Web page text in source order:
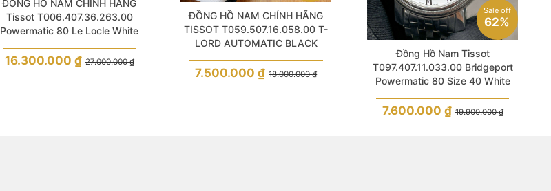
ĐỒNG HỒ NAM CHÍNH HÃNG
Tissot T006.407.36.263.00
Powermatic 80 Le Locle White
Men
27.000.000₫
16.300.000 ₫
ĐỒNG HỒ NAM CHÍNH HÃNG
TISSOT T059.507.16.058.00 T-
LORD AUTOMATIC BLACK
18.000.000₫
7.500.000₫
Sale off
62%
Đồng Hồ Nam Tissot
T097.407.11.033.00 Bridgeport
Powermatic 80 Size 40 White
19.900.000₫
7.600.000 ₫